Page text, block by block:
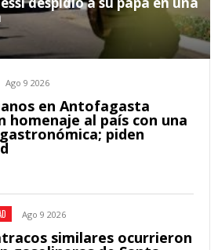
Ago 9 2026
en Antofagasta
homenaje al país con una
piden
Ago 9 2026
similares ocurrieron